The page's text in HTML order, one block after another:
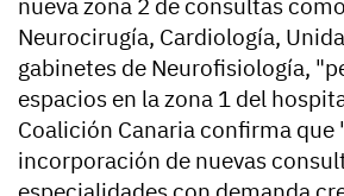
Neurocirugía, Cardiología,
gabinetes de Neurofisiología,
espacios en la zona 1 del
Coalición Canaria confirma
incorporación de nuevas